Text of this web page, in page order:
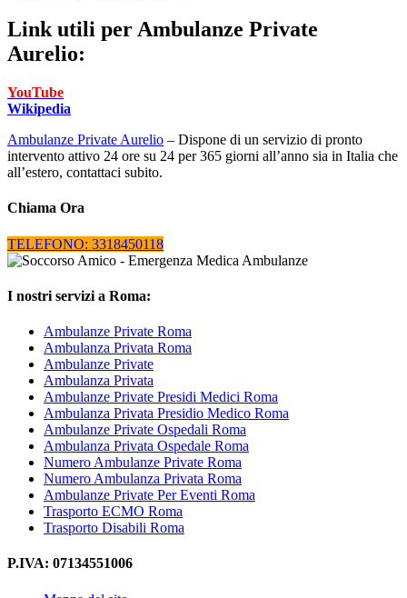
Link utili per Ambulanze Private
Aurelio:
YouTube
Wikipedia
Ambulanze Private Aurelio – Dispone di un servizio di pronto
intervento attivo 24 ore su 24 per 365 giorni all’anno sia in Italia che
all’estero, contattaci subito.
Chiama Ora
TELEFONO: 3318450118
I nostri servizi a Roma:
Ambulanze Private Roma
Ambulanza Privata Roma
Ambulanze Private
Ambulanza Privata
Ambulanze Private Presidi Medici Roma
Ambulanza Privata Presidio Medico Roma
Ambulanze Private Ospedali Roma
Ambulanza Privata Ospedale Roma
Numero Ambulanze Private Roma
Numero Ambulanza Privata Roma
Ambulanze Private Per Eventi Roma
Trasporto ECMO Roma
Trasporto Disabili Roma
P.IVA: 07134551006